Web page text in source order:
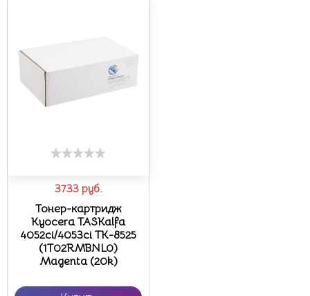
3733 руб.
Тонер-картридж
Kyocera TASKalfa
4052ci/4053ci TK-8525
(1T02RMBNL0)
Magenta (20k)